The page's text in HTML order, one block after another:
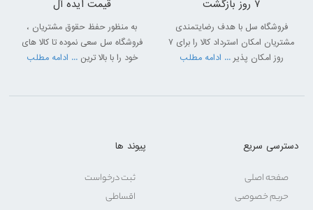
7 روز بازگشت
فروشگاه سل با هدف رضایتمندی
مشتریان امکان استرداد کالا را برای 7
روز امکان پذیر... ادامه مطلب
قیمت ایده آل
به منظور حفظ حقوق مشتریان ،
فروشگاه سل سعی نموده تا کالا های
خود را با بالا ترین ... ادامه مطلب
دسترسی سریع
صفحه اصلی
حریم خصوصی
پیوند ها
ثبت درخواست
اقساطی